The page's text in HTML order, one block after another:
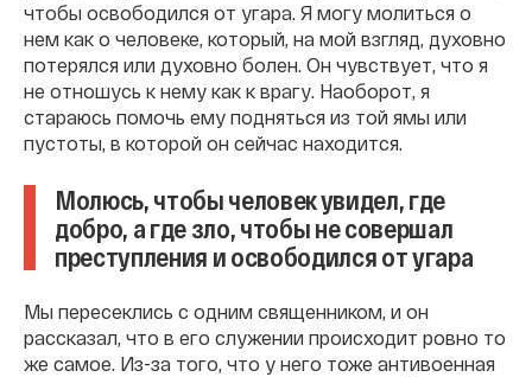
чтобы освободился от угара. Я могу молиться о
нем как о человеке, который, на мой взгляд, духовно
потерялся или духовно болен. Он чувствует, что я
не отношусь к нему как к врагу. Наоборот, я
стараюсь помочь ему подняться из той ямы или
пустоты, в которой он сейчас находится.
Молюсь, чтобы человек увидел, где
добро, а где зло, чтобы не совершал
преступления и освободился от угара
Мы пересеклись с одним священником, и он
рассказал, что в его служении происходит ровно то
же самое. Из-за того, что у него тоже антивоенная